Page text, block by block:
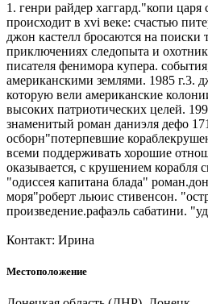
1. генри райдер хаггард."копи
происходит в xvi веке: счастью
джон кастелл бросаются на
приключениях следопыта и
писателя фенимора купера.
американскими землями. 1985 г.3.
которую вели американские
высоких патриотических целей.
знаменитый роман даниэля дефо
осборн"потерпевшие
всеми поддерживать хорошие
оказывается, с крушением корабля
"одиссея капитана блада"
моря"роберт льюис стивенсон.
произведение.рафаэль сабатини.
Контакт: Ирина
Местоположение